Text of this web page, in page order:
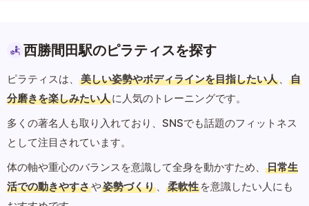
西勝間田駅のピラティスを探す
ピラティスは、 美しい姿勢やボディラインを目指したい人 、
自
分磨きを楽しみたい人に人気のトレーニングです。
多くの著名人も取り入れており、SNSでも話題のフィットネス
として注目されています。
体の軸や重心のバランスを意識して全身を動かすため、
日常生
活での動きやすさや姿勢づくり 、 柔軟性 を意識したい人にも